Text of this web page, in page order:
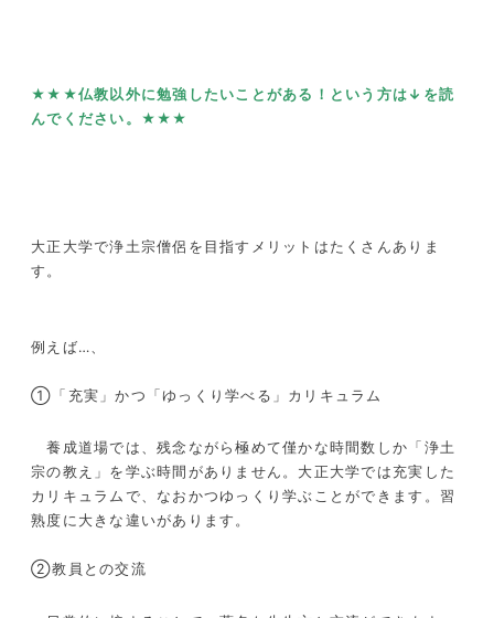
★★★仏教以外に勉強したいことがある！という方は↓を読
んでください。★★★
大正大学で浄土宗僧侶を目指すメリットはたくさんありま
す。
例えば…、
① 「充実」かつ「ゆっくり学べる」カリキュラム
養成道場では、残念ながら極めて僅かな時間数しか「浄土
宗の教え」を学ぶ時間がありません。大正大学では充実した
カリキュラムで、なおかつゆっくり学ぶことができます。習
熟度に大きな違いがあります。
②教員との交流